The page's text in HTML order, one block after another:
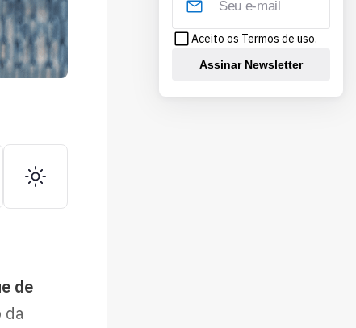
de
da
Aceito os Termos de uso.
Assinar Newsletter